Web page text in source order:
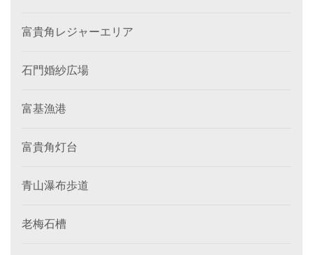
富貴角レジャーエリア
石門婚紗広場
富基漁港
富貴角灯台
青山瀑布歩道
老梅石槽